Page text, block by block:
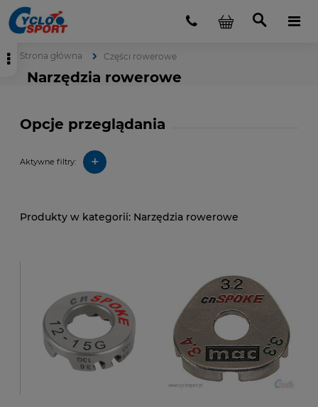
Strona główna Części rowerowe
Narzędzia rowerowe
Opcje przeglądania
Aktywne filtry: +
Narzędzia rowerowe